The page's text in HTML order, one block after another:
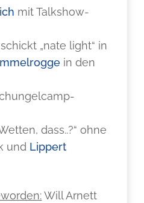
mit Talkshow-
„nate light“ in
in den
dass..?“ ohne
und Lippert
Will Arnett